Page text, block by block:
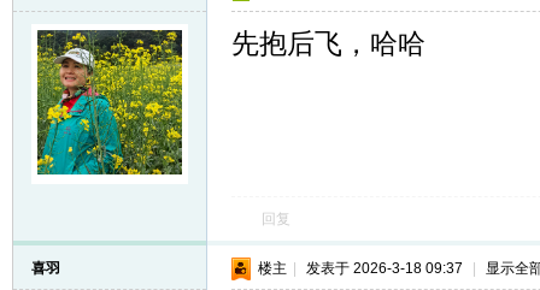
先抱后飞，哈哈
回复
喜羽 楼主 发表于 2026-3-18 09:37 显示全